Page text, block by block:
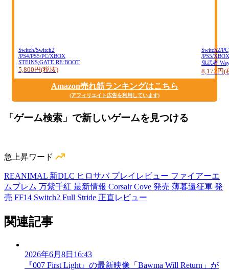
Switch/Switch2
/PS4/PS5/PC/XBOX
STEINS;GATE RE:BOOT
5,800円(税抜)
Switch2/PC
/PS5/XBOX
鬼武者
8,172円(
Amazon売れ筋ランキングはこちら
(アフィリエイト広告を利用しています)
「ゲーム検索」で新しいゲームを見つける
急上昇ワード
REANIMAL 新DLC ヒロサバ プレイレビュー ファイアーエ
ムブレム 万紫千紅 最新情報 Corsair Cove 発売 薄暮遠征軍 発
売 FF14 Switch2 Full Stride 正直レビュー
関連記事
2026年6月8日16:43
『007 First Light』の最新映像「Bawma Will Return」が